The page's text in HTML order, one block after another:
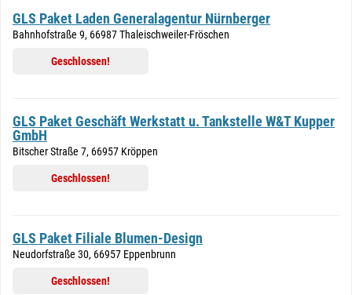
GLS Paket Laden Generalagentur Nürnberger
Bahnhofstraße 9, 66987 Thaleischweiler-Fröschen
Geschlossen!
GLS Paket Geschäft Werkstatt u. Tankstelle W&T Kupper
GmbH
Bitscher Straße 7, 66957 Kröppen
Geschlossen!
GLS Paket Filiale Blumen-Design
Neudorfstraße 30, 66957 Eppenbrunn
Geschlossen!